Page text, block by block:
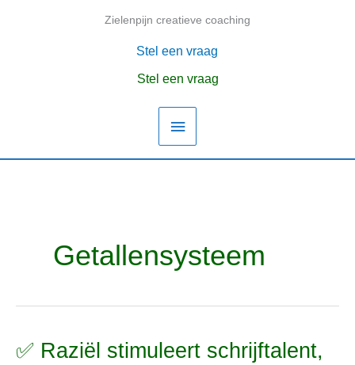
Zielenpijn creatieve coaching
Hoofdmenu
Stel een vraag
Stel een vraag
Getallensysteem
✅ Raziël stimuleert schrijftalent,
✅